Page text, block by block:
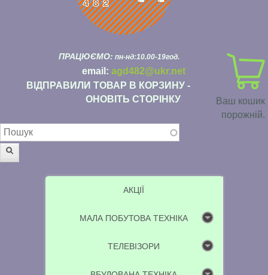
Ваш кошик
порожній.
ПРАЦЮЄМО: пн-нд:10.00-19год.
email: agd482@ukr.net
ВІДПРАВИЛИ ТОВАР В КОРЗИНУ -
ОНОВІТЬ СТОРІНКУ
Пошукова форма
АКЦІЇ
МАЛА ПОБУТОВА ТЕХНІКА
ТЕЛЕВІЗОРИ